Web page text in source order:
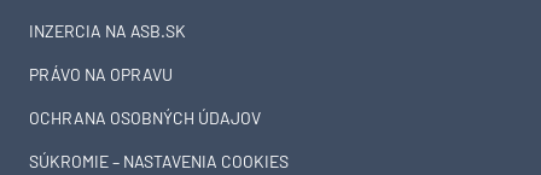
INZERCIA NA ASB.SK
PRÁVO NA OPRAVU
OCHRANA OSOBNÝCH ÚDAJOV
SÚKROMIE – NASTAVENIA COOKIES